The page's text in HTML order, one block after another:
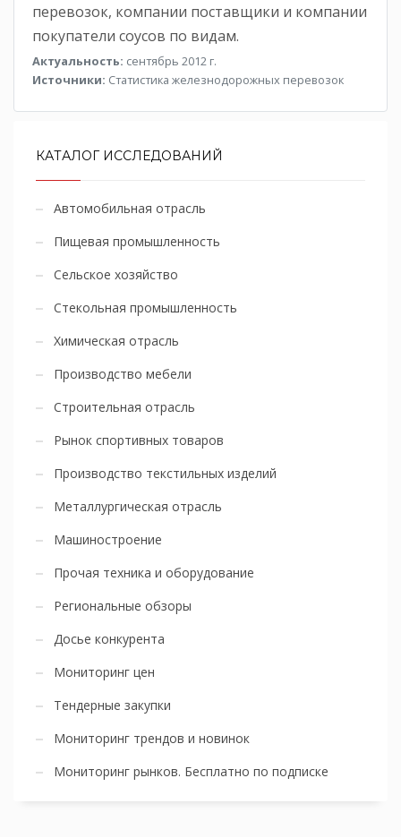
перевозок, компании поставщики и компании
покупатели соусов по видам.
Актуальность: сентябрь 2012 г.
Источники: Статистика железнодорожных перевозок
КАТАЛОГ ИССЛЕДОВАНИЙ
Автомобильная отрасль
Пищевая промышленность
Сельское хозяйство
Стекольная промышленность
Химическая отрасль
Производство мебели
Строительная отрасль
Рынок спортивных товаров
Производство текстильных изделий
Металлургическая отрасль
Машиностроение
Прочая техника и оборудование
Региональные обзоры
Досье конкурента
Мониторинг цен
Тендерные закупки
Мониторинг трендов и новинок
Мониторинг рынков. Бесплатно по подписке